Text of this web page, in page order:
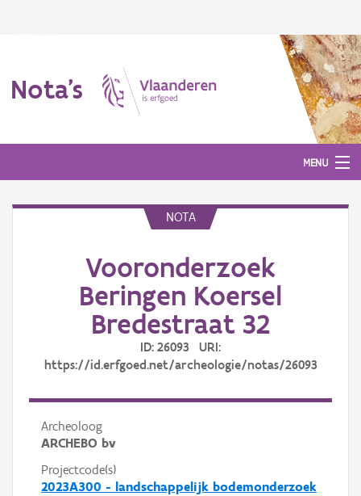
Nota's
MENU
NOTA
Vooronderzoek
Beringen Koersel
Bredestraat 32
ID: 26093 URI:
https://id.erfgoed.net/archeologie/notas/26093
Archeoloog
ARCHEBO bv
Projectcode(s)
2023A300 - landschappelijk bodemonderzoek